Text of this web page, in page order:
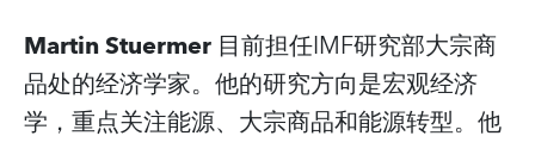
Martin Stuermer 目前担任IMF研究部大宗商
品处的经济学家。他的研究方向是宏观经济
学，重点关注能源、大宗商品和能源转型。他